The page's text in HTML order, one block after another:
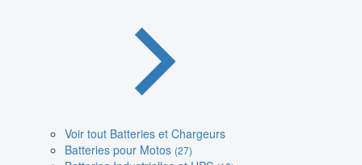
Voir tout Batteries et Chargeurs
Batteries pour Motos (27)